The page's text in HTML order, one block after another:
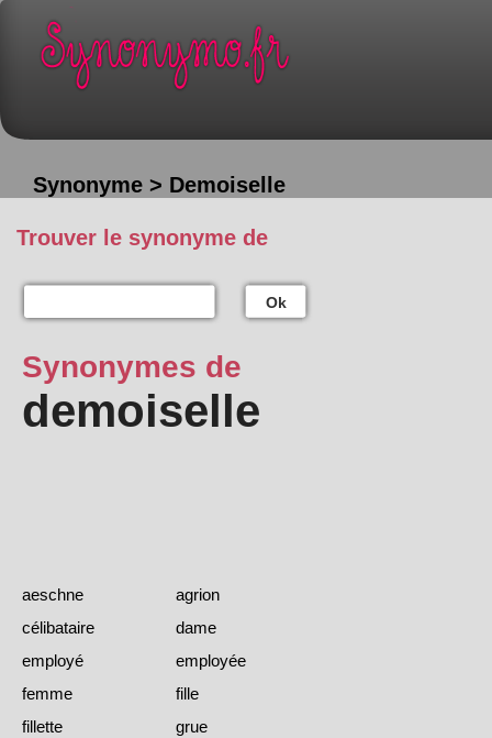
Synonyme > Demoiselle
Trouver le synonyme de
Ok
Synonymes de
demoiselle
aeschne
agrion
célibataire
dame
employé
employée
femme
fille
fillette
grue